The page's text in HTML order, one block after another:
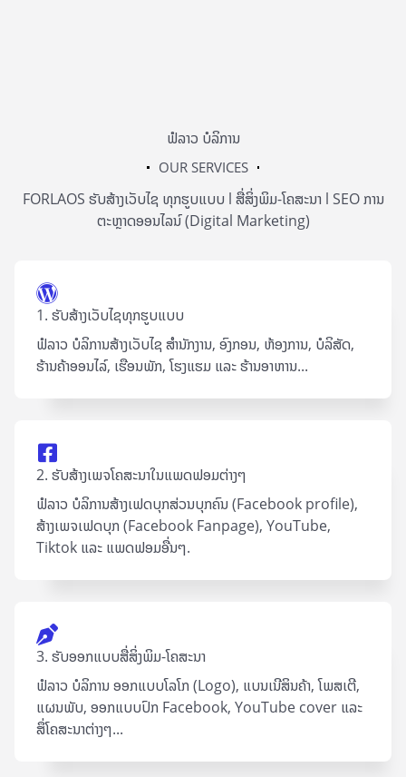
ຟໍລາວ ບໍລິການ
OUR SERVICES
FORLAOS ຮັບສ້າງເວັບໄຊ ທຸກຮູບແບບ l ສື່ສິ່ງພິມ-ໂຄສະນາ l SEO ການ
ຕະຫຼາດອອນໄລນ໌ (Digital Marketing)
1. ຮັບສ້າງເວັບໄຊທຸກຮູບແບບ
ຟໍລາວ ບໍລິການສ້າງເວັບໄຊ ສຳນັກງານ, ອົງກອນ, ຫ້ອງການ, ບໍລິສັດ,
ຮ້ານຄ້າອອນໄລ໌, ເຮືອນພັກ, ໂຮງແຮມ ແລະ ຮ້ານອາຫານ...
2. ຮັບສ້າງເພຈໂຄສະນາໃນແພດຟອມຕ່າງໆ
ຟໍລາວ ບໍລິການສ້າງເຟດບຸກສ່ວນບຸກຄົນ (Facebook profile),
ສ້າງເພຈເຟດບຸກ (Facebook Fanpage), YouTube,
Tiktok ແລະ ແພດຟອມອື່ນໆ.
3. ຮັບອອກແບບສື່ສິ່ງພິມ-ໂຄສະນາ
ຟໍລາວ ບໍລິການ ອອກແບບໂລໂກ (Logo), ແບນເນີສິນຄ້າ, ໂພສເຕີ,
ແຜນພັບ, ອອກແບບປົກ Facebook, YouTube cover ແລະ
ສຶ່ໂຄສະນາຕ່າງໆ...